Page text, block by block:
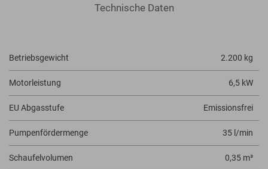
Technische Daten
Betriebsgewicht 2.200 kg
Motorleistung 6,5 kW
EU Abgasstufe Emissionsfrei
Pumpenfördermenge 35 l/min
Schaufelvolumen 0,35 m³